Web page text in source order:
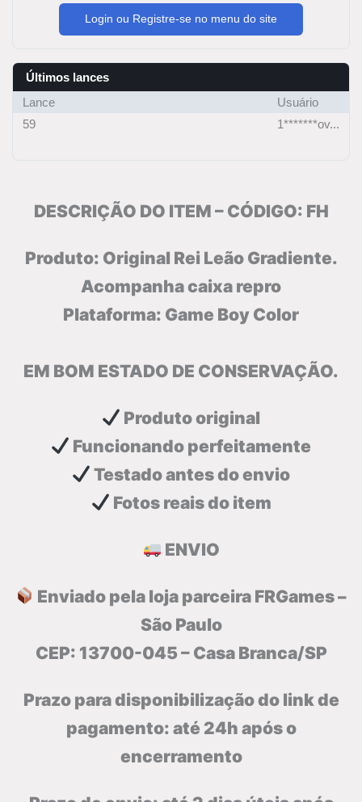
Login ou Registre-se no menu do site
Últimos lances
Lance
Usuário
59
1*******ov...
DESCRIÇÃO DO ITEM – CÓDIGO: FH
Produto: Original Rei Leão Gradiente.
Acompanha caixa repro
Plataforma: Game Boy Color
EM BOM ESTADO DE CONSERVAÇÃO.
Produto original
Funcionando perfeitamente
Testado antes do envio
Fotos reais do item
ENVIO
Enviado pela loja parceira FRGames –
São Paulo
CEP: 13700-045 – Casa Branca/SP
Prazo para disponibilização do link de
pagamento: até 24h após o
encerramento